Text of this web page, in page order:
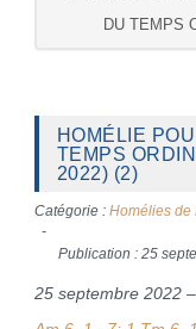
DU TEMPS
HOMÉLIE
TEMPS
2022) (2)
Catégorie : Homélies de
Publication : 25
25 septembre 2022